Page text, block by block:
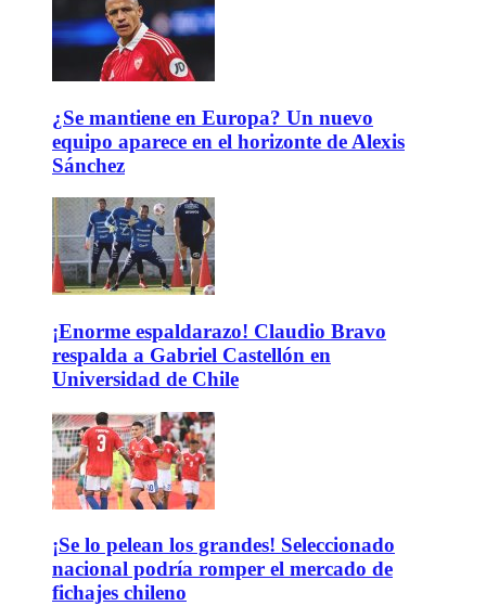
¿Se mantiene en Europa? Un nuevo
equipo aparece en el horizonte de Alexis
Sánchez
¡Enorme espaldarazo! Claudio Bravo
respalda a Gabriel Castellón en
Universidad de Chile
¡Se lo pelean los grandes! Seleccionado
nacional podría romper el mercado de
fichajes chileno